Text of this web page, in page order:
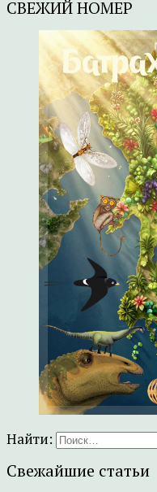
СВЕЖИЙ НОМЕР
Найти:
Свежайшие статьи